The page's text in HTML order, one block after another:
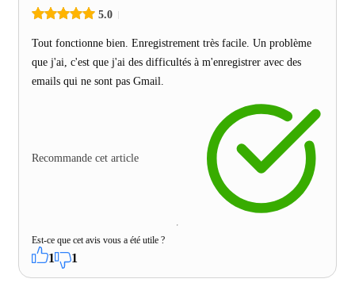
5.0
Tout fonctionne bien. Enregistrement très facile. Un problème
que j'ai, c'est que j'ai des difficultés à m'enregistrer avec des
emails qui ne sont pas Gmail.
Recommande cet article
Est-ce que cet avis vous a été utile ?
1 1